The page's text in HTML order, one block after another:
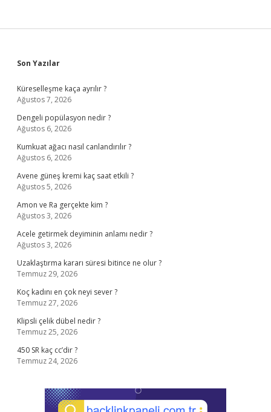
Sidebar
Son Yazılar
Küreselleşme kaça ayrılır ?
Ağustos 7, 2026
Dengeli popülasyon nedir ?
Ağustos 6, 2026
Kumkuat ağacı nasıl canlandırılır ?
Ağustos 6, 2026
Avene güneş kremi kaç saat etkili ?
Ağustos 5, 2026
Amon ve Ra gerçekte kim ?
Ağustos 3, 2026
Acele getirmek deyiminin anlamı nedir ?
Ağustos 3, 2026
Uzaklaştırma kararı süresi bitince ne olur ?
Temmuz 29, 2026
Koç kadını en çok neyi sever ?
Temmuz 27, 2026
Klipsli çelik dübel nedir ?
Temmuz 25, 2026
450 SR kaç cc’dir ?
Temmuz 24, 2026